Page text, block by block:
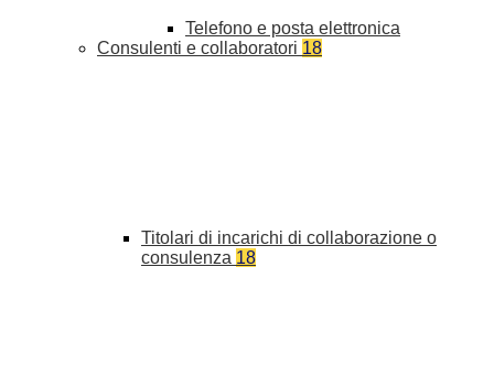
Telefono e posta elettronica
Consulenti e collaboratori 18
Titolari di incarichi di collaborazione o
consulenza 18